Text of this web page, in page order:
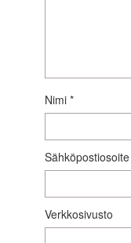
Nimi *
Sähköpostiosoite
Verkkosivusto